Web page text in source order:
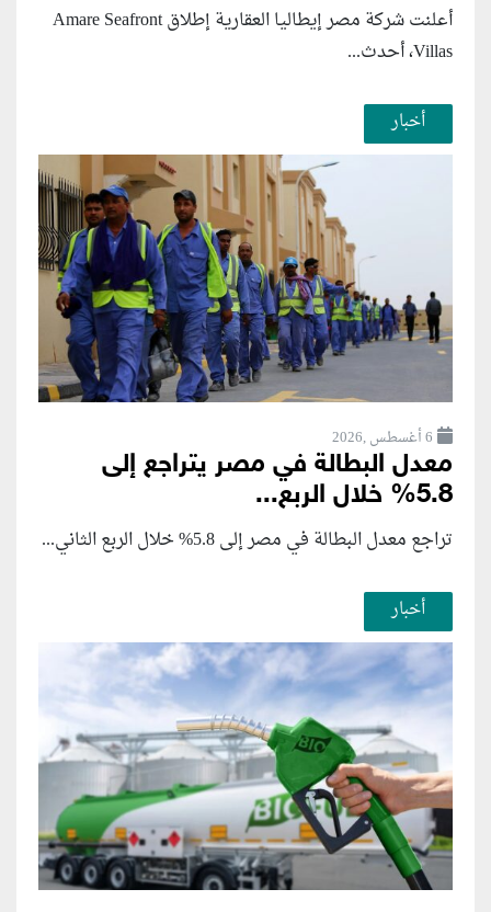
أعلنت شركة مصر إيطاليا العقارية إطلاق Amare Seafront
Villas، أحدث...
أخبار
6 أغسطس ,2026
معدل البطالة في مصر يتراجع إلى
5.8% خلال الربع...
تراجع معدل البطالة في مصر إلى 5.8% خلال الربع الثاني...
أخبار